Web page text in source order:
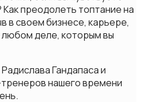
преодолеть топтание на
в своем бизнесе, карьере,
деле, которым вы
Гандапаса и
нашего времени